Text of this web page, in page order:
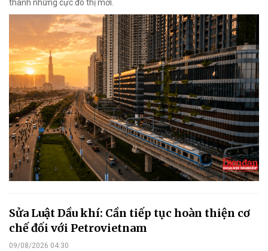
thành những cực đô thị mới.
Sửa Luật Dầu khí: Cần tiếp tục hoàn thiện cơ
chế đối với Petrovietnam
09/08/2026 04:30